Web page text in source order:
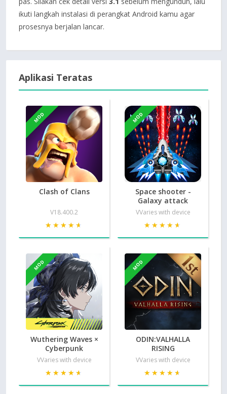
ikuti langkah instalasi di perangkat Android kamu agar
prosesnya berjalan lancar.
Aplikasi Teratas
MOD
Clash of Clans
V18.400.2
★★★★★
★★★★★
MOD
Space shooter -
Galaxy attack
VVaries with device
★★★★★
★★★★★
MOD
Wuthering Waves ×
Cyberpunk
VVaries with device
★★★★★
★★★★★
MOD
ODIN:VALHALLA
RISING
VVaries with device
★★★★★
★★★★★